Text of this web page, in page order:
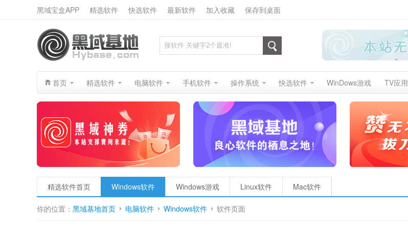
黑域宝盒APP 精选软件 快选软件 最新软件 加入收藏 保存到桌面
首页 精选软件 电脑软件 手机软件 操作系统 快选软件 WinDows游戏 TV应用
精选软件首页 Windows软件 Windows游戏 Linux软件 Mac软件
你的位置： 黑域基地首页 电脑软件 Windows软件 软件页面